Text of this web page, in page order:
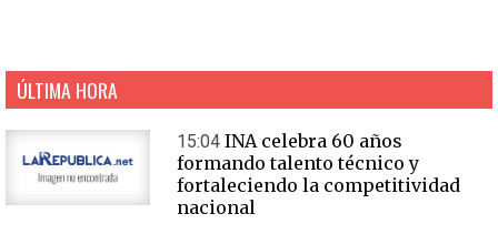
ÚLTIMA HORA
15:04 INA celebra 60 años
formando talento técnico y
fortaleciendo la competitividad
nacional